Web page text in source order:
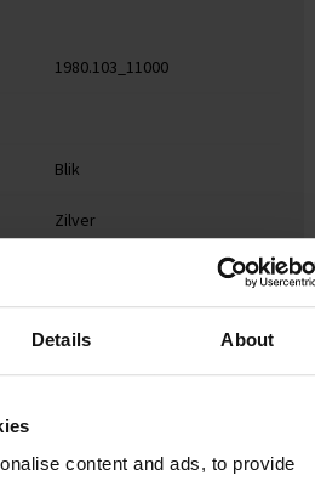
Details About
content and ads, to provide
1980.103_11000
Blik
Zilver
5.2 cm